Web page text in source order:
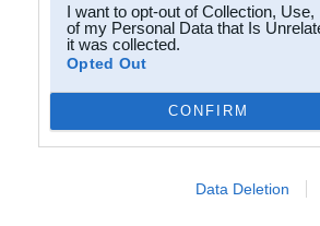
I want to opt-out of Collection,
of my Personal Data that Is
it was collected.
Opted Out
CONFIRM
Data Deletion